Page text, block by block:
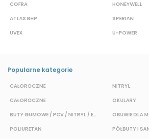
COFRA
ATLAS BHP
UVEX
HONEYWELL
SPERIAN
U-POWER
Popularne kategorie
CAŁOROCZNE
CAŁOROCZNE
BUTY GUMOWE / PCV / NITRYL / EVA
POLIURETAN
NITRYL
OKULARY
PÓŁBUTY I